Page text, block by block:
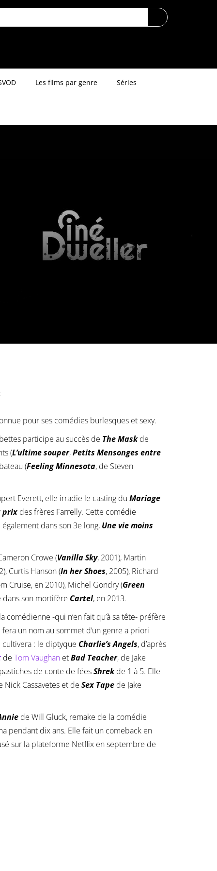
Les films par genre Séries
pour ses comédies burlesques et sexy.
participe au succès de The Maskde
(L’ultime souper,Petits Mensonges entre
(Feeling Minnesota, de Steven
Everett, elle irradie le casting du Mariage
prix des frères Farrelly. Cette comédie
dans son 3e long, Une vie moins
Crowe (Vanilla Sky, 2001), Martin
Curtis Hanson (In her Shoes, 2005), Richard
Cruise, en 2010), Michel Gondry (Green
son mortifère Cartel, en 2013.
-qui n’en fait qu’à sa tête- préfère
un nom au sommet d’un genre a priori
cultivera : le diptyque Charlie’s Angels, d’après
de Tom VaughanetBad Teacher, de Jake
de conte de féesShrekde 1 à 5. Elle
Nick Cassavetes et de Sex Tapede Jake
de Will Gluck, remake de la comédie
pendant dix ans. Elle fait un comeback en
sur la plateforme Netflix en septembre de